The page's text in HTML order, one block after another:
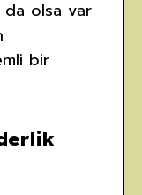
da olsa var
bir